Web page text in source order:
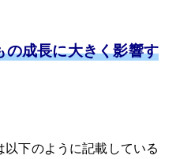
の成長に大きく影響す
下のように記載している